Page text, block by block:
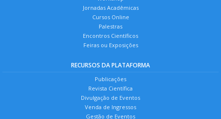
Jornadas Acadêmicas
Cursos Online
Palestras
Encontros Científicos
Feiras ou Exposições
RECURSOS DA PLATAFORMA
Publicações
Revista Científica
Divulgação de Eventos
Venda de Ingressos
Gestão de Eventos